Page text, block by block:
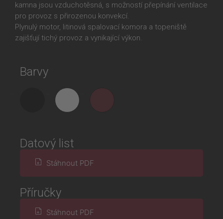
kamna jsou vzduchotěsná, s možností přepínání ventilace
pro provoz s přirozenou konvekcí.
Plynulý motor, litinová spalovací komora a topeniště
zajišťují tichý provoz a vynikající výkon.
Barvy
Datový list
Stáhnout PDF
Příručky
Stáhnout PDF